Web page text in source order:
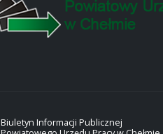
Biuletyn Informacji Publicznej